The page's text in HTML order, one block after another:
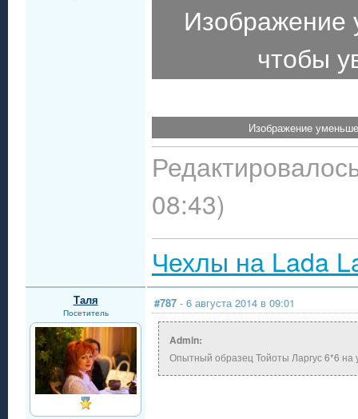
чтобы
Изображение
08:43)
Чехлы на Lada
Таля
Посетитель
#787 - 6 августа 2014 в 09:01
Admin:
Опытный образец Тойоты Ларгус 6*6 на